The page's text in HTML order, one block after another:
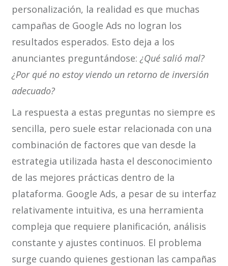
personalización, la realidad es que muchas
campañas de Google Ads no logran los
resultados esperados. Esto deja a los
anunciantes preguntándose:¿Qué salió mal?
¿Por qué no estoy viendo un retorno de inversión
adecuado?
La respuesta a estas preguntas no siempre es
sencilla, pero suele estar relacionada con una
combinación de factores que van desde la
estrategia utilizada hasta el desconocimiento
de las mejores prácticas dentro de la
plataforma. Google Ads, a pesar de su interfaz
relativamente intuitiva, es una herramienta
compleja que requiere planificación, análisis
constante y ajustes continuos. El problema
surge cuando quienes gestionan las campañas